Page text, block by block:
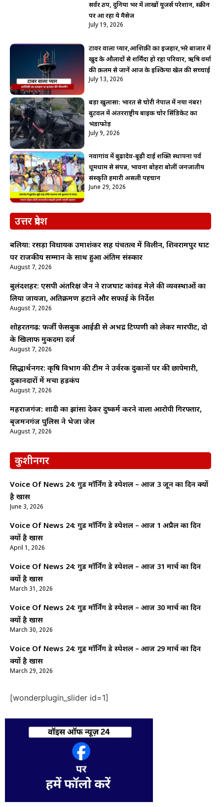
सर्वर ठप, दुनिया भर में लाखों यूजर्स परेशान, स्क्रीन
पर आ रहा ये मैसेज
July 19, 2026
टावर वाला प्यार,आशिक़ी का इजहार,भरे बाजार में
खुद के औलादों से शर्मिंदा हो रहा परिवार, ऋषि वर्मा
की क़लम से जानें आज के इश्किया खेल की सच्चाई
July 13, 2026
बड़ा खुलासा: भारत से चोरी नेपाल में नया नंबर!
बुटवल में अंतरराष्ट्रीय बाइक चोर सिंडिकेट का
भंडाफोड़
July 9, 2026
नवागांव में बुढ़ादेव-बूढ़ी दाई शक्ति स्थापना पर्व
धूमधाम से संपन्न, भावना बोहरा बोलीं जनजातीय
संस्कृति हमारी असली पहचान
June 29, 2026
उत्तर प्रदेश
बलिया: रसड़ा विधायक उमाशंकर सिंह पंचतत्व में विलीन, शिवरामपुर घाट
पर राजकीय सम्मान के साथ हुआ अंतिम संस्कार
August 7, 2026
बुलंदशहर: एसपी अंतरिक्ष जैन ने राजघाट कांवड़ मेले की व्यवस्थाओं का
लिया जायजा, अतिक्रमण हटाने और सफाई के निर्देश
August 7, 2026
शोहरतगढ़: फर्जी फेसबुक आईडी से अभद्र टिप्पणी को लेकर मारपीट, दो
के खिलाफ मुकदमा दर्ज
August 7, 2026
सिद्धार्थनगर: कृषि विभाग की टीम ने उर्वरक दुकानों पर की छापेमारी,
दुकानदारों में मचा हड़कंप
August 7, 2026
महराजगंज: शादी का झांसा देकर दुष्कर्म करने वाला आरोपी गिरफ्तार,
बृजमनगंज पुलिस ने भेजा जेल
August 7, 2026
कुशीनगर
Voice Of News 24: गुड माॅर्निंग डे स्पेशल – आज 3 जून का दिन क्यों
है खास
June 3, 2026
Voice Of News 24: गुड माॅर्निंग डे स्पेशल – आज 1 अप्रैल का दिन
क्यों है खास
April 1, 2026
Voice Of News 24: गुड माॅर्निंग डे स्पेशल – आज 31 मार्च का दिन
क्यों है खास
March 31, 2026
Voice Of News 24: गुड माॅर्निंग डे स्पेशल – आज 30 मार्च का दिन
क्यों है खास
March 30, 2026
Voice Of News 24: गुड माॅर्निंग डे स्पेशल – आज 29 मार्च का दिन
क्यों है खास
March 29, 2026
[wonderplugin_slider id=1]